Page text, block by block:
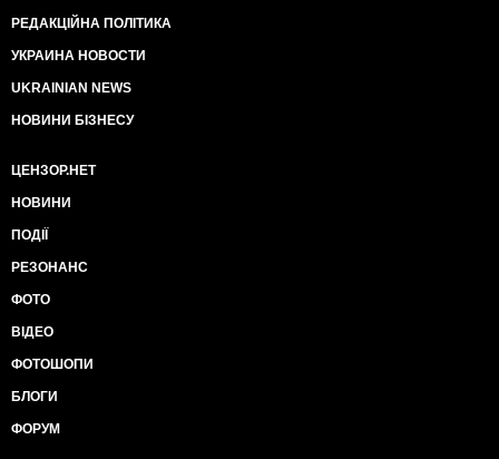
РЕДАКЦІЙНА ПОЛІТИКА
УКРАИНА НОВОСТИ
UKRAINIAN NEWS
НОВИНИ БІЗНЕСУ
ЦЕНЗОР.НЕТ
НОВИНИ
ПОДІЇ
РЕЗОНАНС
ФОТО
ВІДЕО
ФОТОШОПИ
БЛОГИ
ФОРУМ